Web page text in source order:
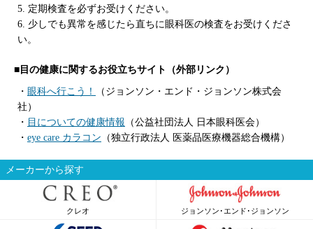
5. 定期検査を必ずお受けください。
6. 少しでも異常を感じたら直ちに眼科医の検査をお受けくださ
い。
■目の健康に関するお役立ちサイト（外部リンク）
・ 眼科へ行こう！
（ジョンソン・エンド・ジョンソン株式会
社）
・ 目についての健康情報 （公益社団法人 日本眼科医会）
・ eye care カラコン （独立行政法人 医薬品医療機器総合機構）
メーカーから探す
クレオ ジョンソン･エンド･ジョンソン